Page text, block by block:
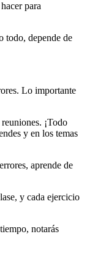
para
todo, depende de
Lo importante
¡Todo
y en los temas
aprende de
y cada ejercicio
notarás